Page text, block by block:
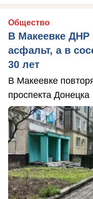
Общество
В Макеевке
асфальт, а в
30 лет
В Макеевке
проспекта Донецка